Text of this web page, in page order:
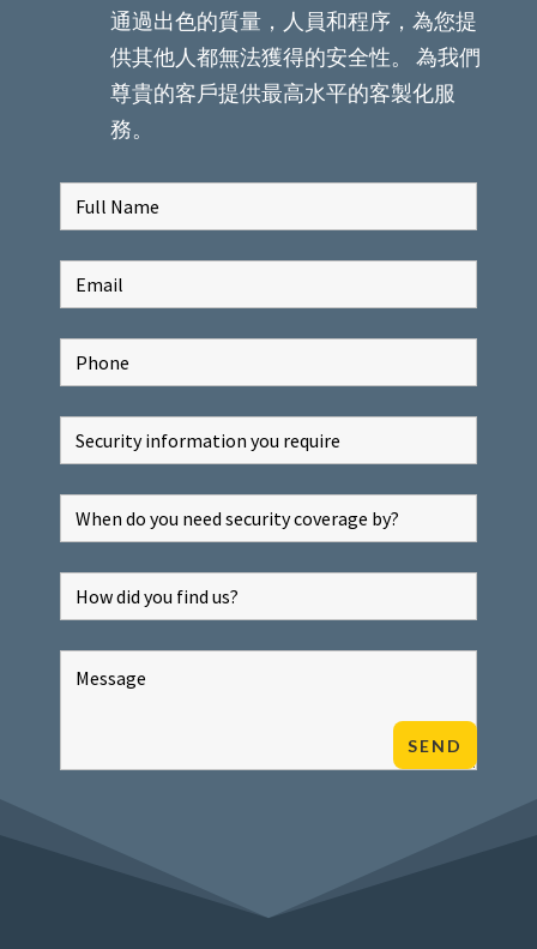
通過出色的質量，人員和程序，為您提
供其他人都無法獲得的安全性。 為我們
尊貴的客戶提供最高水平的客製化服
務。